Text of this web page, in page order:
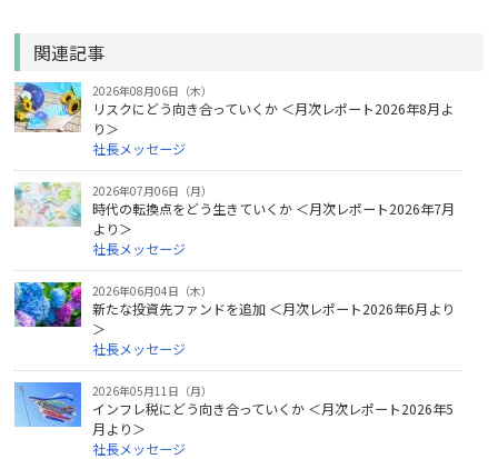
関連記事
2026年08月06日（木）
リスクにどう向き合っていくか ＜月次レポート2026年8月よ
り＞
社長メッセージ
2026年07月06日（月）
時代の転換点をどう生きていくか ＜月次レポート2026年7月
より＞
社長メッセージ
2026年06月04日（木）
新たな投資先ファンドを追加 ＜月次レポート2026年6月より
＞
社長メッセージ
2026年05月11日（月）
インフレ税にどう向き合っていくか ＜月次レポート2026年5
月より＞
社長メッセージ